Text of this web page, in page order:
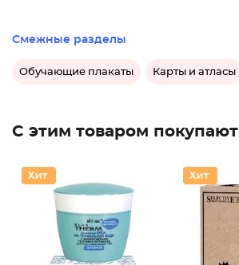
Смежные разделы
Обучающие плакаты Карты и атласы
С этим товаром покупают